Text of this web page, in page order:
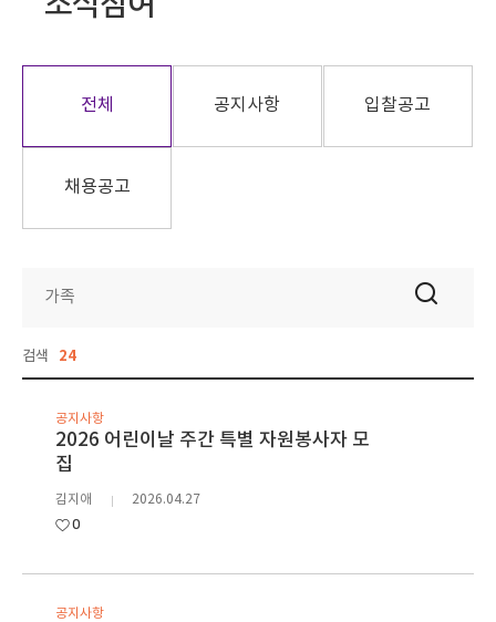
전체 공지사항 입찰공고
채용공고
검색 24
공지사항
2026 어린이날 주간 특별 자원봉사자 모
집
김지애 2026.04.27
0
공지사항